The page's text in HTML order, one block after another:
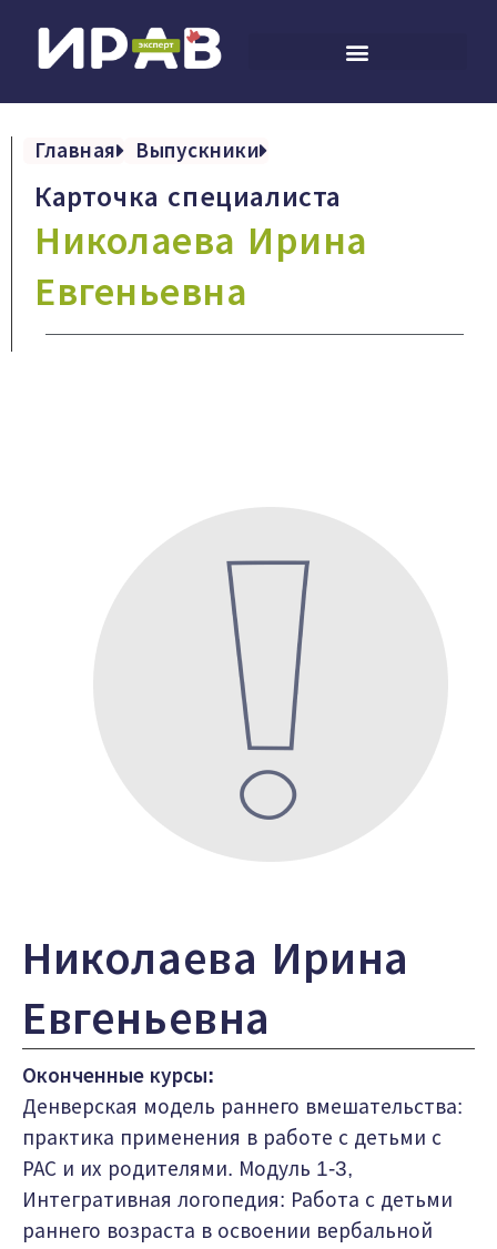
Главная Выпускники
Карточка специалиста
Николаева Ирина
Евгеньевна
Николаева Ирина
Евгеньевна
Оконченные курсы:
Денверская модель раннего вмешательства:
практика применения в работе с детьми с
РАС и их родителями. Модуль 1-3,
Интегративная логопедия: Работа с детьми
раннего возраста в освоении вербальной